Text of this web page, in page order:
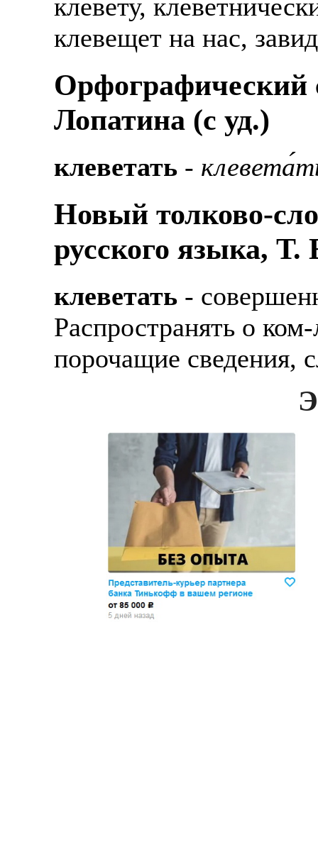
клевету,
клевещет на нас,
Орфографический
Лопатина (c уд.)
клеветать -
Новый толково-
русского языка,
клеветать -
Распространять о
порочащие сведения,